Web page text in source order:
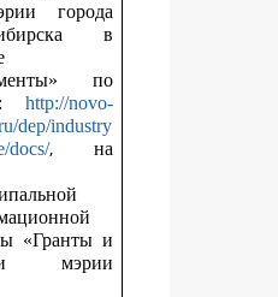
города
в
по
http://novo-
dep/industry
docs/,на
«Гранты и
мэрии